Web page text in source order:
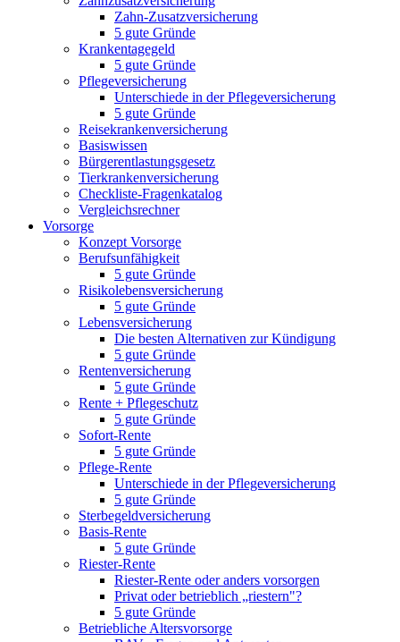
Zahn-Zusatzversicherung
5 gute Gründe
Krankentagegeld
5 gute Gründe
Pflegeversicherung
Unterschiede in der Pflegeversicherung
5 gute Gründe
Reisekrankenversicherung
Basiswissen
Bürgerentlastungsgesetz
Tierkrankenversicherung
Checkliste-Fragenkatalog
Vergleichsrechner
Vorsorge
Konzept Vorsorge
Berufsunfähigkeit
5 gute Gründe
Risikolebensversicherung
5 gute Gründe
Lebensversicherung
Die besten Alternativen zur Kündigung
5 gute Gründe
Rentenversicherung
5 gute Gründe
Rente + Pflegeschutz
5 gute Gründe
Sofort-Rente
5 gute Gründe
Pflege-Rente
Unterschiede in der Pflegeversicherung
5 gute Gründe
Sterbegeldversicherung
Basis-Rente
5 gute Gründe
Riester-Rente
Riester-Rente oder anders vorsorgen
Privat oder betrieblich „riestern"?
5 gute Gründe
Betriebliche Altersvorsorge